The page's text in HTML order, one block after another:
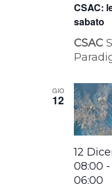
CSAC:
sabato
CSAC
GIO
12
12
08:00
06:00